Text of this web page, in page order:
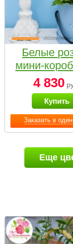
Заказать в
Белые
мини-
Bella
4 830
Купить
Еще